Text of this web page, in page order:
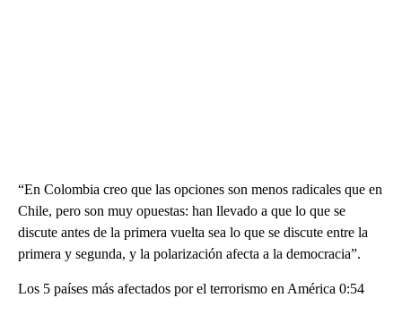
“En Colombia creo que las opciones son menos radicales que en
Chile, pero son muy opuestas: han llevado a que lo que se
discute antes de la primera vuelta sea lo que se discute entre la
primera y segunda, y la polarización afecta a la democracia”.
Los 5 países más afectados por el terrorismo en América 0:54